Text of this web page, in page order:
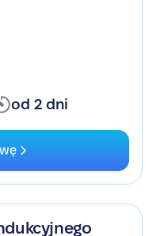
od 2 dni